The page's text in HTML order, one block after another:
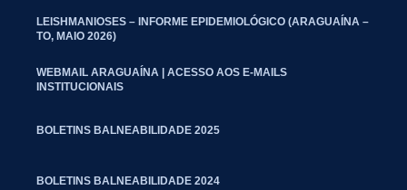
LEISHMANIOSES – INFORME EPIDEMIOLÓGICO (ARAGUAÍNA –
TO, MAIO 2026)
WEBMAIL ARAGUAÍNA | ACESSO AOS E-MAILS
INSTITUCIONAIS
BOLETINS BALNEABILIDADE 2025
BOLETINS BALNEABILIDADE 2024